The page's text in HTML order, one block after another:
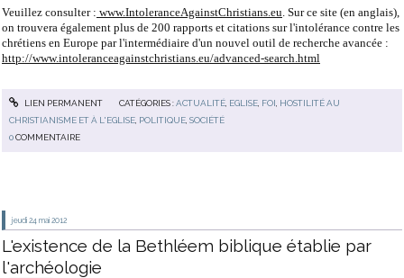
Veuillez consulter : www.IntoleranceAgainstChristians.eu Sur ce site (en anglais),
on trouvera également plus de 200 rapports et citations sur l'intolérance contre les
chrétiens en Europe par l'intermédiaire d'un nouvel outil de recherche avancée :
http://www.intoleranceagainstchristians.eu/advanced-search.html
LIEN PERMANENT CATÉGORIES :ACTUALITÉ, EGLISE, FOI HOSTILITÉ AU
CHRISTIANISME ET À L'EGLISE POLITIQUE ,SOCIÉTÉ
0COMMENTAIRE
jeudi 24 mai 2012
L'existence de la Bethléem biblique établie par
l'archéologie